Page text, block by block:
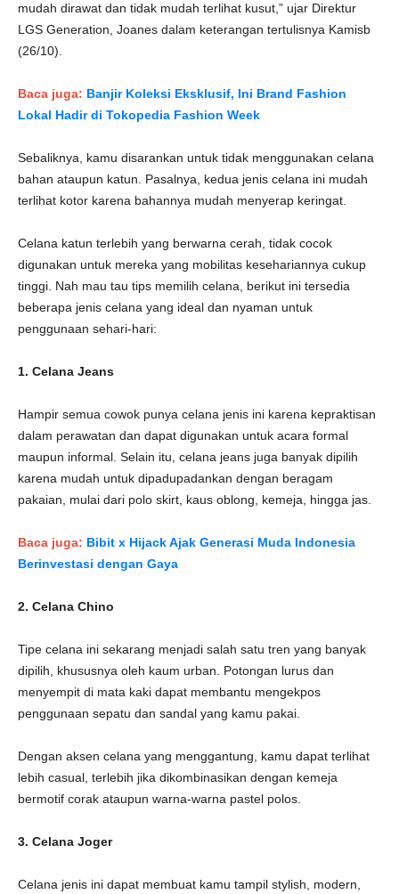
mudah dirawat dan tidak mudah terlihat kusut,” ujar Direktur
LGS Generation, Joanes dalam keterangan tertulisnya Kamisb
(26/10).
Baca juga: Banjir Koleksi Eksklusif, Ini Brand Fashion
Lokal Hadir di Tokopedia Fashion Week
Sebaliknya, kamu disarankan untuk tidak menggunakan celana
bahan ataupun katun. Pasalnya, kedua jenis celana ini mudah
terlihat kotor karena bahannya mudah menyerap keringat.
Celana katun terlebih yang berwarna cerah, tidak cocok
digunakan untuk mereka yang mobilitas kesehariannya cukup
tinggi. Nah mau tau tips memilih celana, berikut ini tersedia
beberapa jenis celana yang ideal dan nyaman untuk
penggunaan sehari-hari:
1. Celana Jeans
Hampir semua cowok punya celana jenis ini karena kepraktisan
dalam perawatan dan dapat digunakan untuk acara formal
maupun informal. Selain itu, celana jeans juga banyak dipilih
karena mudah untuk dipadupadankan dengan beragam
pakaian, mulai dari polo skirt, kaus oblong, kemeja, hingga jas.
Baca juga: Bibit x Hijack Ajak Generasi Muda Indonesia
Berinvestasi dengan Gaya
2. Celana Chino
Tipe celana ini sekarang menjadi salah satu tren yang banyak
dipilih, khususnya oleh kaum urban. Potongan lurus dan
menyempit di mata kaki dapat membantu mengekpos
penggunaan sepatu dan sandal yang kamu pakai.
Dengan aksen celana yang menggantung, kamu dapat terlihat
lebih casual, terlebih jika dikombinasikan dengan kemeja
bermotif corak ataupun warna-warna pastel polos.
3. Celana Joger
Celana jenis ini dapat membuat kamu tampil stylish, modern,